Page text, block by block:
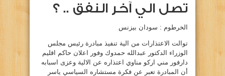
تصل الي آخر النفق .. ؟
الخرطوم : سودان بيزنس
توالت الاعتذارات من الية تنفيذ مبادرة رئيس مجلس
الوزراء الدكتور عبدالله حمدوك وفور اعلان حاكم اقليم
دارفور مني اركو مناوي اعتذاره عن الالية وعزى اسبابه
أن المبادرة تعبر عن فكرة مستشاره السياسي ياسر